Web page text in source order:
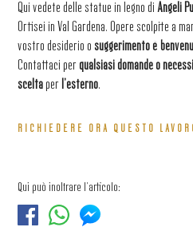
Qui vedete delle statue in legno di Angeli
Ortisei in Val Gardena. Opere scolpite a
vostro desiderio o suggerimento è
Contattaci per qualsiasi domande o
scelta per l’esterno.
RICHIEDERE ORA QUESTO
Qui può inoltrare l'articolo: